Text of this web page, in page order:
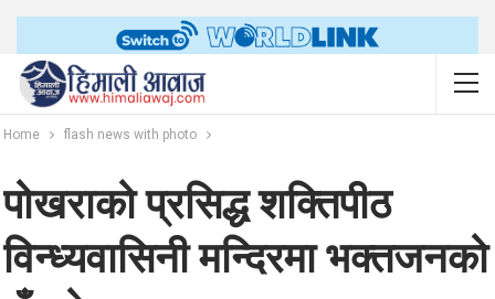
Home flash news with photo
पोखराको प्रसिद्ध शक्तिपीठ
विन्ध्यवासिनी मन्दिरमा भक्तजनको